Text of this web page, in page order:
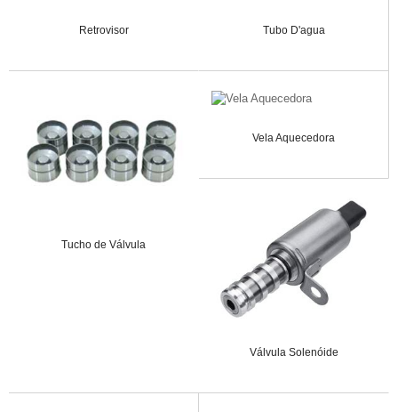
Retrovisor Tubo D'agua
Tucho de Válvula
Vela Aquecedora
Válvula Solenóide